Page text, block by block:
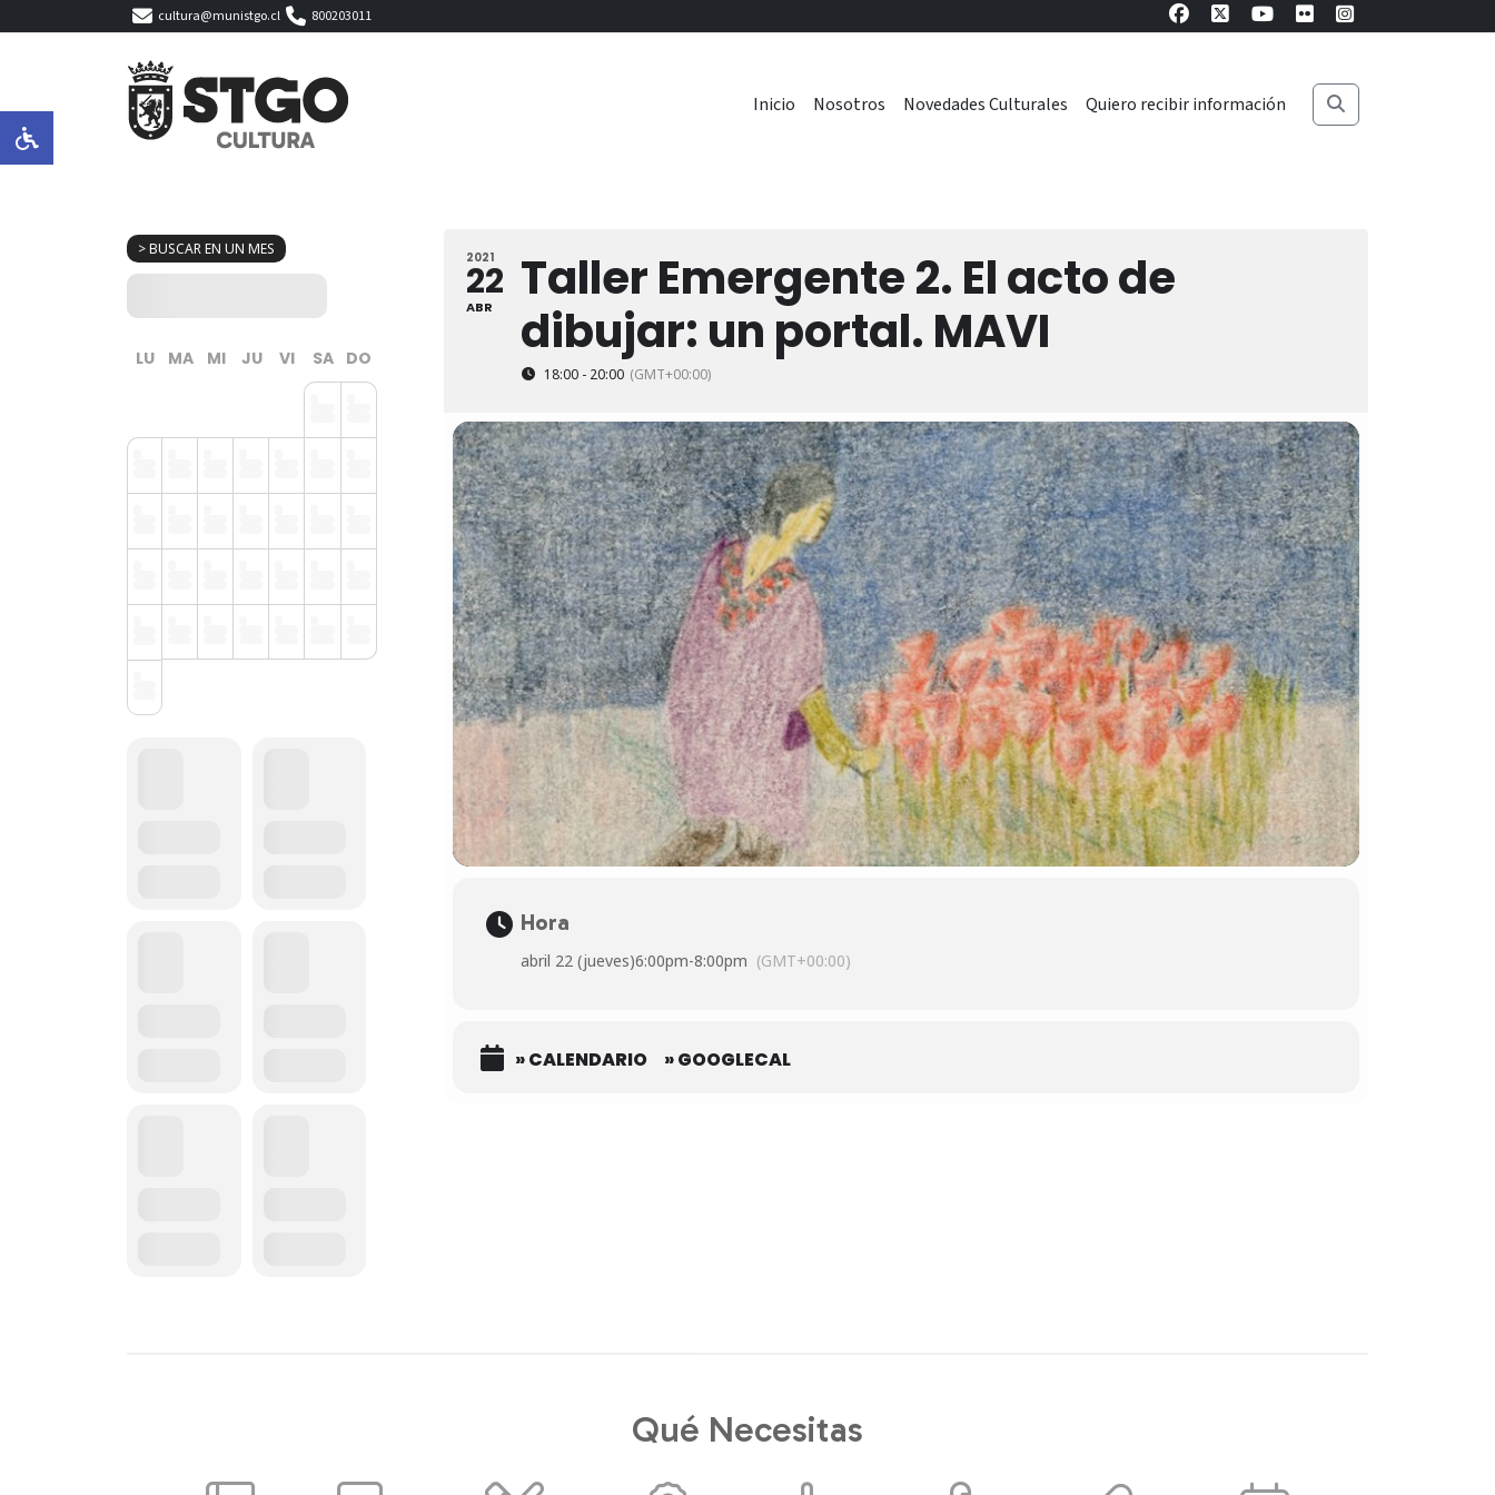
cultura@munistgo.cl 800203011
Inicio Nosotros Novedades Culturales Quiero recibir información
> BUSCAR EN UN MES
LU MA MI JU VI SA DO
2021
22
ABR
Taller Emergente 2. El acto de
dibujar: un portal. MAVI
18:00 - 20:00 (GMT+00:00)
Hora
abril 22 (jueves)6:00pm-8:00pm (GMT+00:00)
» CALENDARIO » GOOGLECAL
Qué Necesitas